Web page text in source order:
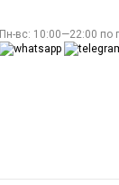
Пн-вс: 10:00—22:00 по